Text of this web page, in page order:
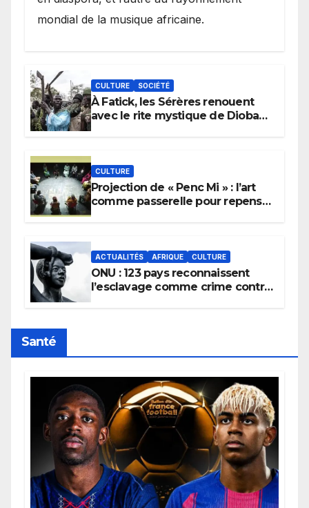
mondial de la musique africaine.
CULTURE SOCIÉTÉ
À Fatick, les Sérères renouent
avec le rite mystique de Diobaye
CULTURE
Projection de « Penc Mi » : l’art
comme passerelle pour repenser
ACTUALITÉS AFRIQUE CULTURE
ONU : 123 pays reconnaissent
l’esclavage comme crime contre
Santé